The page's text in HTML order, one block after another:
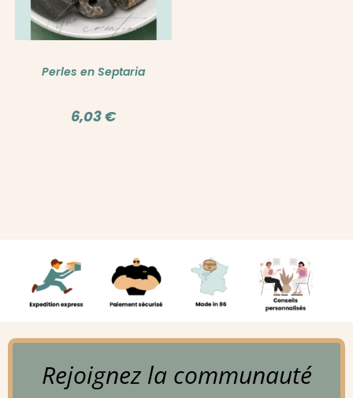
Perles en Septaria
6,03€
Rejoignez la communauté